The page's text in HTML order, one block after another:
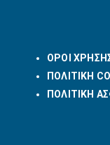
ΟΡΟΙ
ΠΟΛΙΤΙΚΗ
ΠΟΛΙΤΙΚΗ